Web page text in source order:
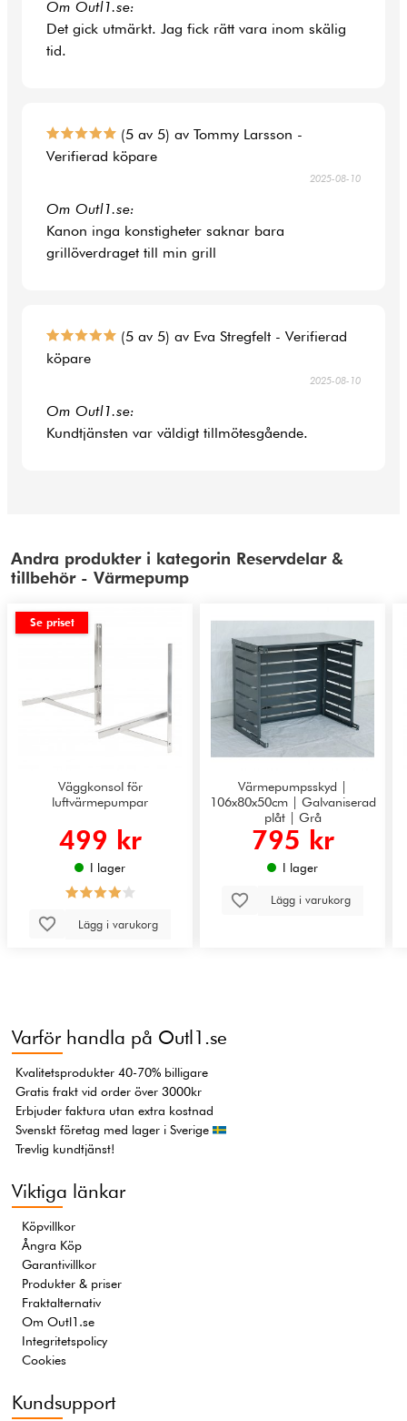
Om Outl1.se:
Det gick utmärkt. Jag fick rätt vara inom skälig
tid.
(5 av 5) av Tommy Larsson -
Verifierad köpare
2025-08-10
Om Outl1.se:
Kanon inga konstigheter saknar bara
grillöverdraget till min grill
(5 av 5) av Eva Stregfelt - Verifierad
köpare
2025-08-10
Om Outl1.se:
Kundtjänsten var väldigt tillmötesgående.
Andra produkter i kategorin Reservdelar &
tillbehör - Värmepump
Se priset
Väggkonsol för
luftvärmepumpar
499 kr
I lager
Lägg i varukorg
Värmepumpsskyd |
106x80x50cm | Galvaniserad
plåt | Grå
795 kr
I lager
Lägg i varukorg
Varför handla på Outl1.se
Kvalitetsprodukter 40-70% billigare
Gratis frakt vid order över 3000kr
Erbjuder faktura utan extra kostnad
Svenskt företag med lager i Sverige
Trevlig kundtjänst!
Viktiga länkar
Köpvillkor
Ångra Köp
Garantivillkor
Produkter & priser
Fraktalternativ
Om Outl1.se
Integritetspolicy
Cookies
Kundsupport